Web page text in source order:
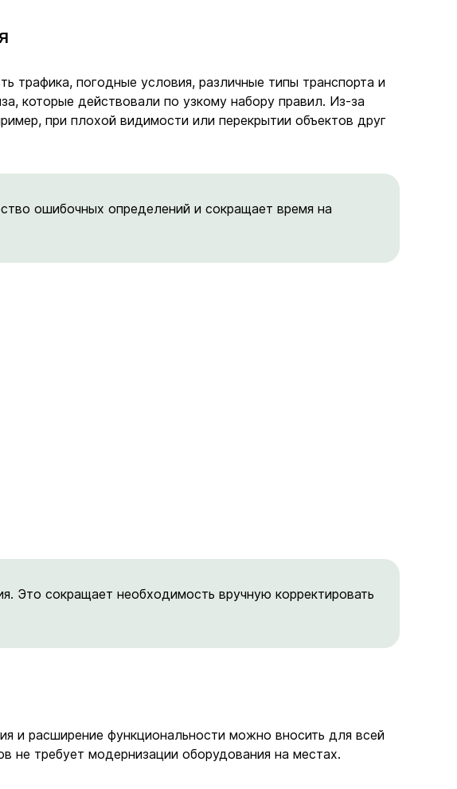
трафика, погодные условия, различные типы транспорта и
которые действовали по узкому набору правил. Из-за
при плохой видимости или перекрытии объектов друг
ошибочных определений и сокращает время на
Это сокращает необходимость вручную корректировать
и расширение функциональности можно вносить для всей
не требует модернизации оборудования на местах.